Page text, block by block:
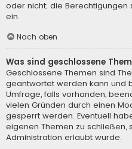
oder nicht; die
ein.
Nach oben
Was sind geschlossene
Geschlossene Themen sind
geantwortet werden kann und
Umfrage, falls vorhanden,
vielen Gründen durch einen
gesperrt werden. Eventuell
eigenen Themen zu
Administration erlaubt wurde.